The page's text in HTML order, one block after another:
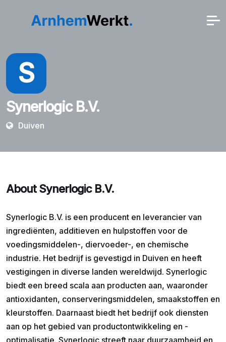
S
Synerlogic B.V.
Duiven
About Synerlogic B.V.
Synerlogic B.V. is een producent en leverancier van
ingrediënten, additieven en hulpstoffen voor de
voedingsmiddelen-, diervoeder-, en chemische
industrie. Het bedrijf is gevestigd in Duiven en heeft
vestigingen in diverse landen wereldwijd. Synerlogic
biedt een breed scala aan producten aan, waaronder
antioxidanten, conserveringsmiddelen, smaakstoffen en
kleurstoffen. Daarnaast biedt het bedrijf ook diensten
aan op het gebied van productontwikkeling en -
optimalisatie. Synerlogic streeft naar duurzaamheid en